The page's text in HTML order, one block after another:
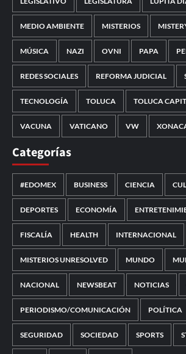
MEDIO AMBIENTE MISTERIOS
MÚSICA NAZI OVNI PAPA
REDES SOCIALES REFORMA JUDICIAL
TECNOLOGÍA TOLUCA TOLUCA
VACUNA VATICANO VW
Categorías
#EDOMEX BUSINESS CIENCIA
DEPORTES ECONOMÍA
FISCALÍA HEALTH INTERNACIONAL
MISTERIOS UNRESOLVED MUNDO
NACIONAL NEWSBEAT NOTICIAS
PERIODISMO/COMUNICACIÓN POLÍTICA
SEGURIDAD SOCIEDAD SPORTS